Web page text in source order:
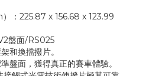
：225.87 x 156.68 x 123.99
盤面/RS025
和換擋撥片。
盤面，獲得真正的賽車體驗。